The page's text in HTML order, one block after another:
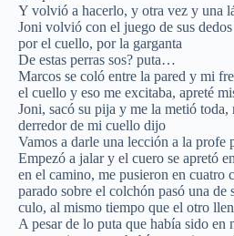
Y volvió a hacerlo, y otra vez y una
Joni volvió con el juego de sus
por el cuello, por la garganta
De estas perras sos? puta…
Marcos se coló entre la pared y mi
el cuello y eso me excitaba, apreté
Joni, sacó su pija y me la metió
derredor de mi cuello dijo
Vamos a darle una lección a la
Empezó a jalar y el cuero se apretó
en el camino, me pusieron en
parado sobre el colchón pasó una
culo, al mismo tiempo que el otro
A pesar de lo puta que había sido